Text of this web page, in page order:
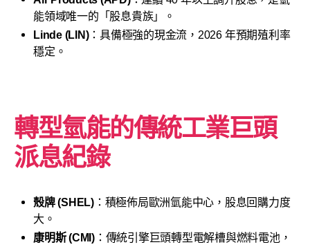
能領域唯一的「股息貴族」。
Linde (LIN)：具備極強的現金流，2026 年預期殖利率
穩定。
轉型氫能的傳統工業巨頭
派息紀錄
殼牌 (SHEL)：積極佈局歐洲氫能中心，股息回購力度
大。
康明斯 (CMI)：傳統引擎巨頭轉型電解槽與燃料電池，